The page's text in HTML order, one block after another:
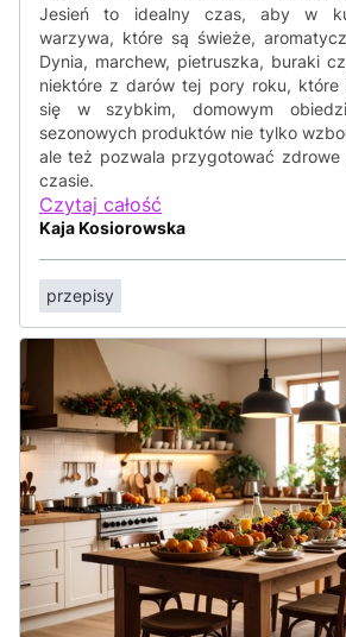
Jesień to idealny czas, aby w
warzywa, które są świeże,
Dynia, marchew, pietruszka, buraki
niektóre z darów tej pory roku, które
się w szybkim, domowym
sezonowych produktów nie tylko
ale też pozwala przygotować zdrowe
czasie.
Czytaj całość
Kaja Kosiorowska
przepisy